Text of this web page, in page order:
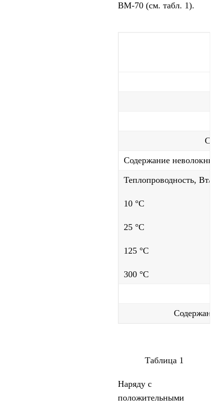
ВМ-70 (см. табл. 1).
Содержание
Теплопроводность, Вт/
10 °С
25 °С
125 °С
300 °С
Таблица 1
Наряду с
положительными